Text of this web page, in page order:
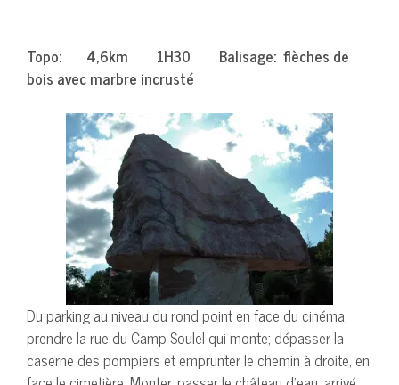
Topo: 4,6km 1H30 Balisage: flèches de
bois avec marbre incrusté
Du parking au niveau du rond point en face du cinéma,
prendre la rue du Camp Soulel qui monte; dépasser la
caserne des pompiers et emprunter le chemin à droite, en